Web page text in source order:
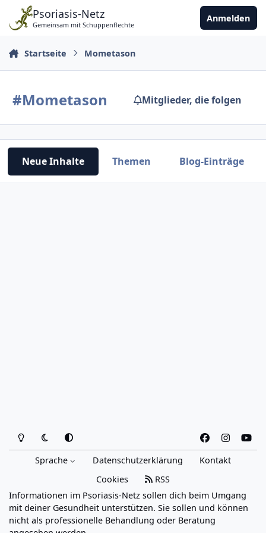
Zu Inhalt springen
Psoriasis-Netz
Gemeinsam mit Schuppenflechte
Anmelden
Startseite Mometason
#Mometason Mitglieder, die folgen
Neue Inhalte Themen Blog-Einträge
Heller ModusDunkler Modus
Systemeinstellung
a
b
o
o
n
s
a
g
o
u
b
Sprache Datenschutzerklärung
Kontakt
Cookies
RSS
Informationen im Psoriasis-Netz sollen dich beim Umgang
mit deiner Gesundheit unterstützen. Sie sollen und können
nicht als professionelle Behandlung oder Beratung